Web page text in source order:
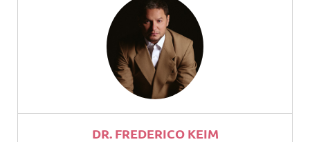
DR. FREDERICO KEIM